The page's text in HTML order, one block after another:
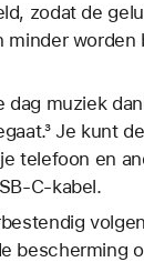
zodat de
minder worden
dag muziek
Je kunt
telefoon en
C-kabel.
bescherming